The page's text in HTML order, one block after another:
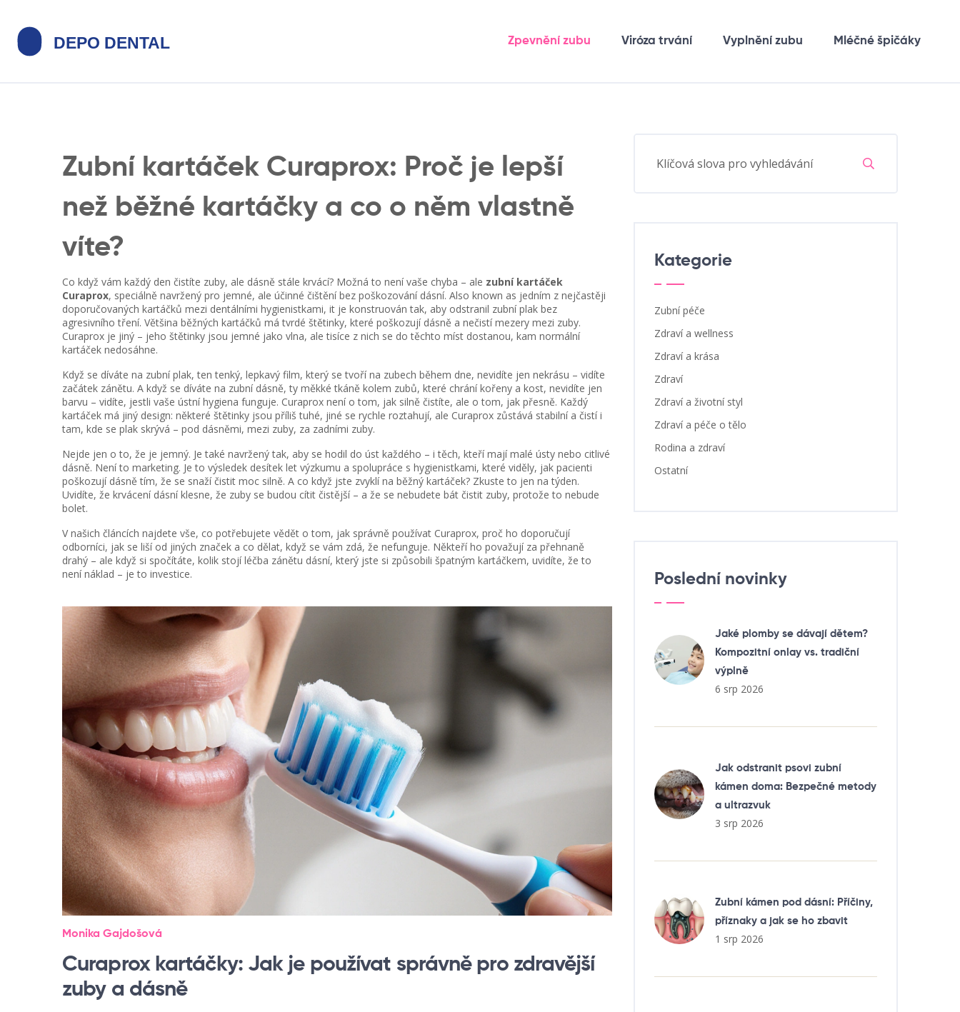
Zpevnění zubu Viróza trvání Vyplnění zubu Mléčné špičáky
Zubní kartáček Curaprox: Proč je lepší
než běžné kartáčky a co o něm vlastně
víte?
Co když vám každý den čistíte zuby, ale dásně stále krvácí? Možná to není vaše chyba – ale zubní kartáček
Curaprox, speciálně navržený pro jemné, ale účinné čištění bez poškozování dásní. Also known as jedním z nejčastěji
doporučovaných kartáčků mezi dentálními hygienistkami, it je konstruován tak, aby odstranil zubní plak bez
agresivního tření. Většina běžných kartáčků má tvrdé štětinky, které poškozují dásně a nečistí mezery mezi zuby.
Curaprox je jiný – jeho štětinky jsou jemné jako vlna, ale tisíce z nich se do těchto míst dostanou, kam normální
kartáček nedosáhne.
Když se díváte na zubní plak,ten tenký, lepkavý film, který se tvoří na zubech během dne, nevidíte jen nekrásu – vidíte
začátek zánětu. A když se díváte na zubní dásně,ty měkké tkáně kolem zubů, které chrání kořeny a kost, nevidíte jen
barvu – vidíte, jestli vaše ústní hygiena funguje. Curaprox není o tom, jak silně čistíte, ale o tom, jak přesně. Každý
kartáček má jiný design: některé štětinky jsou příliš tuhé, jiné se rychle roztahují, ale Curaprox zůstává stabilní a čistí i
tam, kde se plak skrývá – pod dásněmi, mezi zuby, za zadními zuby.
Nejde jen o to, že je jemný. Je také navržený tak, aby se hodil do úst každého – i těch, kteří mají malé ústy nebo citlivé
dásně. Není to marketing. Je to výsledek desítek let výzkumu a spolupráce s hygienistkami, které viděly, jak pacienti
poškozují dásně tím, že se snaží čistit moc silně. A co když jste zvyklí na běžný kartáček? Zkuste to jen na týden.
Uvidíte, že krvácení dásní klesne, že zuby se budou cítit čistější – a že se nebudete bát čistit zuby, protože to nebude
bolet.
V našich článcích najdete vše, co potřebujete vědět o tom, jak správně používat Curaprox, proč ho doporučují
odborníci, jak se liší od jiných značek a co dělat, když se vám zdá, že nefunguje. Někteří ho považují za přehnaně
drahý – ale když si spočítáte, kolik stojí léčba zánětu dásní, který jste si způsobili špatným kartáčkem, uvidíte, že to
není náklad – je to investice.
Monika Gajdošová
Curaprox kartáčky: Jak je používat správně pro zdravější
zuby a dásně
Kategorie
Zubní péče
Zdraví a wellness
Zdraví a krása
Zdraví
Zdraví a životní styl
Zdraví a péče o tělo
Rodina a zdraví
Ostatní
Poslední novinky
Jaké plomby se dávají dětem?
Kompozitní onlay vs. tradiční
výplně
6 srp 2026
Jak odstranit psovi zubní
kámen doma: Bezpečné metody
a ultrazvuk
3 srp 2026
Zubní kámen pod dásní: Příčiny,
příznaky a jak se ho zbavit
1 srp 2026